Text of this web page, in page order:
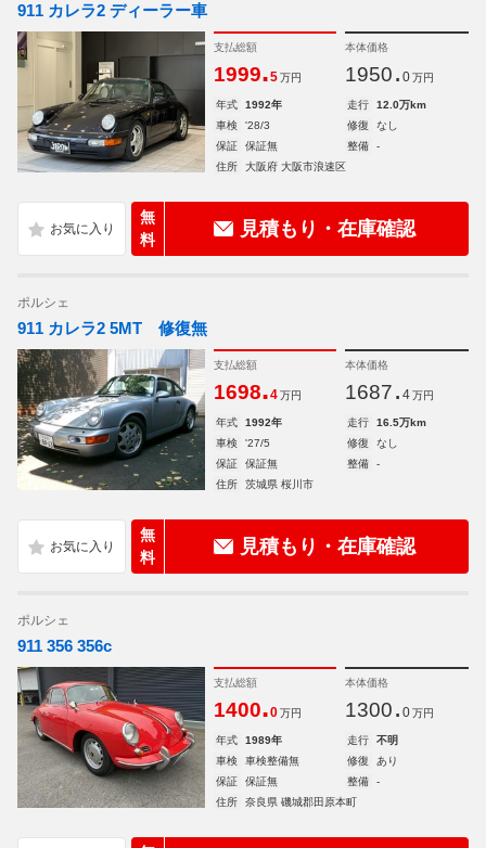
911 カレラ2 ディーラー車
支払総額
1999.5 万円
本体価格
1950. 0 万円
年式 1992年 走行
12.0万km
車検
'28/3 修復
なし
保証
保証無 整備
-
住所
大阪府 大阪市浪速区
無
料
見積もり・在庫確認
ポルシェ
911 カレラ2 5MT 修復無
支払総額
1698.4 万円
本体価格
1687. 4 万円
年式 1992年 走行
16.5万km
車検
'27/5 修復
なし
保証
保証無 整備
-
住所
茨城県 桜川市
無
料
見積もり・在庫確認
ポルシェ
911 356 356c
支払総額
1400.0 万円
本体価格
1300. 0 万円
年式 1989年 走行
不明
車検
車検整備無 修復
あり
保証
保証無 整備
-
住所
奈良県 磯城郡田原本町